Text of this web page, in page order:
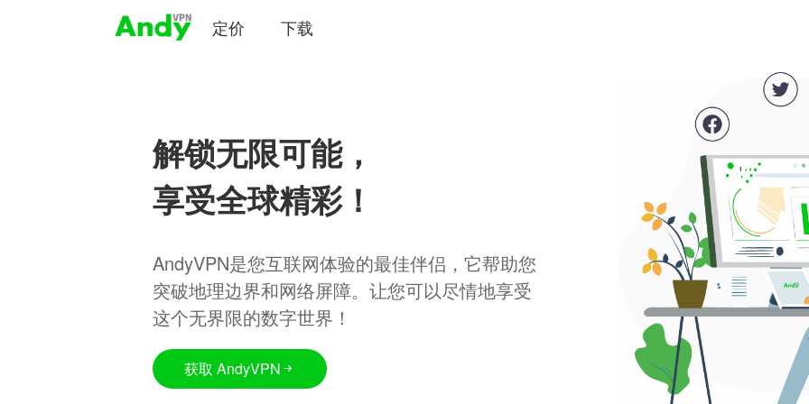
定价 下载
解锁无限可能，
享受全球精彩！
AndyVPN是您互联网体验的最佳伴侣，它帮助您
突破地理边界和网络屏障。让您可以尽情地享受
这个无界限的数字世界！
获取 AndyVPN